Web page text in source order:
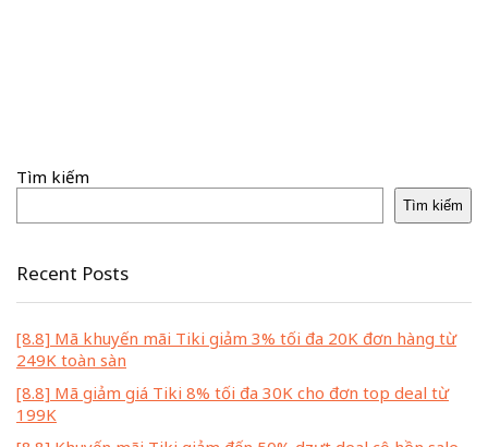
Tìm kiếm
Tìm kiếm
Recent Posts
[8.8] Mã khuyến mãi Tiki giảm 3% tối đa 20K đơn hàng từ
249K toàn sàn
[8.8] Mã giảm giá Tiki 8% tối đa 30K cho đơn top deal từ
199K